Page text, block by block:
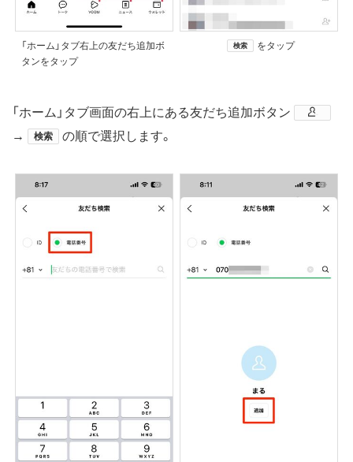
「ホーム」タブ右上の友だち追加ボ
タンをタップ
検索 をタップ
「ホーム」タブ画面の右上にある友だち追加ボタン
→
検索 の順で選択します。